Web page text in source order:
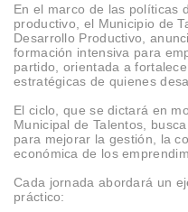
En el marco de las políticas
productivo, el Municipio de
Desarrollo Productivo,
formación intensiva para
partido, orientada a
estratégicas de quienes
El ciclo, que se dictará en
Municipal de Talentos,
para mejorar la gestión, la
económica de los
Cada jornada abordará un
práctico: